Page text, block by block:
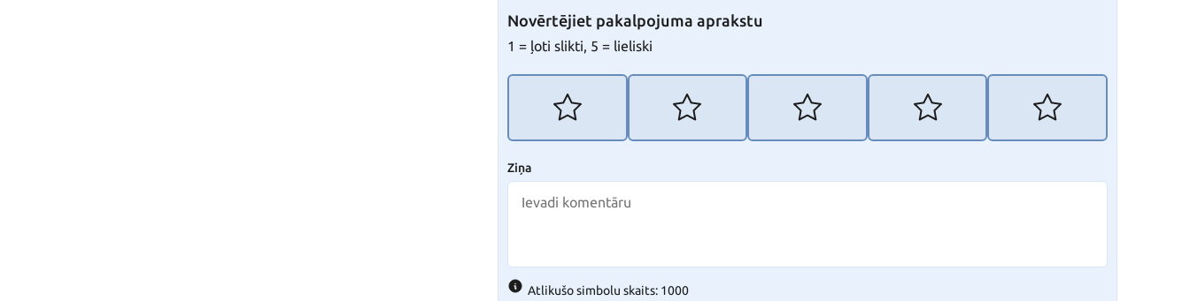
Novērtējiet pakalpojuma aprakstu
1 = ļoti slikti, 5 = lieliski
Ziņa
Atlikušo simbolu skaits: 1000